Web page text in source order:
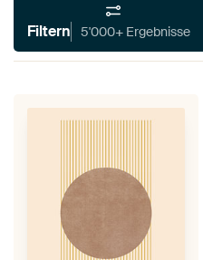
Filtern 5'000+ Ergebnisse